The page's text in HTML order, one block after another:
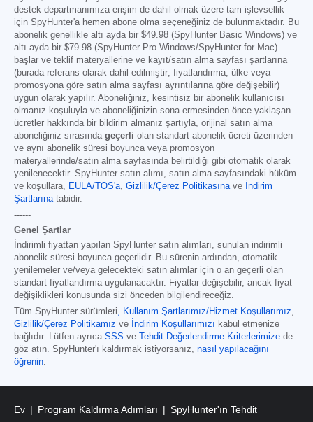
destek departmanımıza erişim de dahil olmak üzere tam işlevsellik
için SpyHunter'a hemen abone olma seçeneğiniz de bulunmaktadır. Bu
abonelik genellikle altı ayda bir $49.98 (SpyHunter Basic Windows) ve
altı ayda bir $79.98 (SpyHunter Pro Windows/SpyHunter for Mac)
başlar ve teklif materyallerine ve kayıt/satın alma sayfası şartlarına
(burada referans olarak dahil edilmiştir; fiyatlandırma, ülke veya
promosyona göre satın alma sayfası ayrıntılarına göre değişebilir)
uygun olarak yapılır. Aboneliğiniz, kesintisiz bir abonelik kullanıcısı
olmanız koşuluyla ve aboneliğinizin sona ermesinden önce yaklaşan
ücretler hakkında bir bildirim almanız şartıyla, orijinal satın alma
aboneliğiniz sırasında geçerli olan standart abonelik ücreti üzerinden
ve aynı abonelik süresi boyunca veya promosyon
materyallerinde/satın alma sayfasında belirtildiği gibi otomatik olarak
yenilenecektir. SpyHunter satın alımı, satın alma sayfasındaki hüküm
ve koşullara, EULA/TOS'a, Gizlilik/Çerez Politikasınave İndirim
Şartlarınatabidir.
------
Genel Şartlar
İndirimli fiyattan yapılan SpyHunter satın alımları, sunulan indirimli
abonelik süresi boyunca geçerlidir. Bu sürenin ardından, otomatik
yenilemeler ve/veya gelecekteki satın alımlar için o an geçerli olan
standart fiyatlandırma uygulanacaktır. Fiyatlar değişebilir, ancak fiyat
değişiklikleri konusunda sizi önceden bilgilendireceğiz.
Tüm SpyHunter sürümleri, Kullanım Şartlarımız/Hizmet Koşullarımız,
Gizlilik/Çerez Politikamız ve İndirim Koşullarımızı kabul etmenize
bağlıdır. Lütfen ayrıca SSS ve Tehdit Değerlendirme Kriterlerimize de
göz atın. SpyHunter'ı kaldırmak istiyorsanız, nasıl yapılacağını
öğrenin.
Ev Program Kaldırma Adımları SpyHunter'ın Tehdit